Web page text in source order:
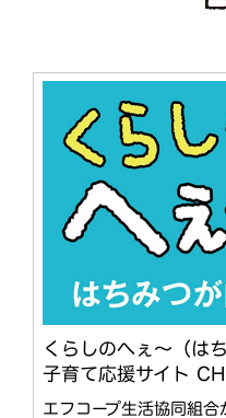
くらしのへぇ〜（は
子育て応援サイト
エフコープ生活協同組